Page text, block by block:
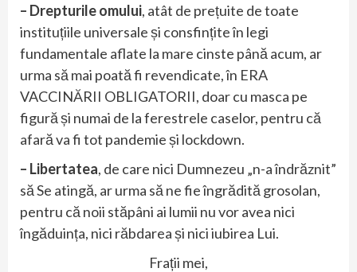
– Drepturile omului, atât de prețuite de toate
instituțiile universale și consfințite în legi
fundamentale aflate la mare cinste până acum, ar
urma să mai poată fi revendicate, în ERA
VACCINĂRII OBLIGATORII, doar cu masca pe
figură și numai de la ferestrele caselor, pentru că
afară va fi tot pandemie și lockdown.
– Libertatea, de care nici Dumnezeu „n-a îndrăznit”
să Se atingă, ar urma să ne fie îngrădită grosolan,
pentru că noii stăpâni ai lumii nu vor avea nici
îngăduința, nici răbdarea și nici iubirea Lui.
Frații mei,